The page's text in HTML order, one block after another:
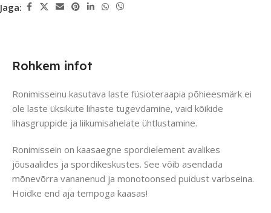
Jaga:
Rohkem infot
Ronimisseinu kasutava laste füsioteraapia põhieesmärk ei
ole laste üksikute lihaste tugevdamine, vaid kõikide
lihasgruppide ja liikumisahelate ühtlustamine.
Ronimissein on kaasaegne spordielement avalikes
jõusaalides ja spordikeskustes. See võib asendada
mõnevõrra vananenud ja monotoonsed puidust varbseina.
Hoidke end aja tempoga kaasas!